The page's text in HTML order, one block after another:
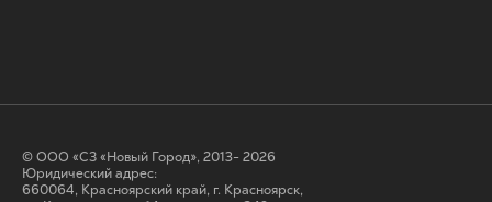
© ООО «СЗ «Новый Город», 2013- 2026
Юридический адрес:
660064, Красноярский край, г. Красноярск,